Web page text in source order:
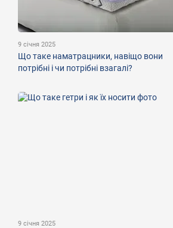
9 січня 2025
Що таке наматрацники, навіщо вони
потрібні і чи потрібні взагалі?
9 січня 2025